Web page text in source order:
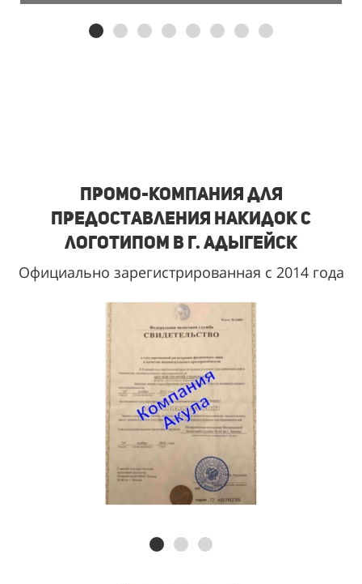
Промо-компания для
предоставления накидок с
логотипом в г. Адыгейск
Официально зарегистрированная с 2014 года